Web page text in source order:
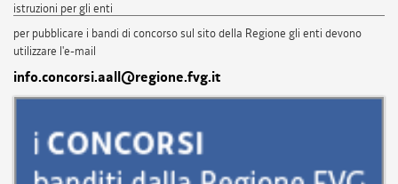
istruzioni per gli enti
per pubblicare i bandi di concorso sul sito della Regione gli enti devono
utilizzare l'e-mail
info.concorsi.aall@regione.fvg.it